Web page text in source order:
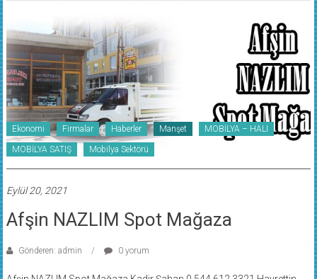
Ekonomi Firmalar Haberler Manşet MOBİLYA – HALI
MOBİLYA SATIŞ Mobilya Sektörü
Afşin NAZLIM Spot Mağaza